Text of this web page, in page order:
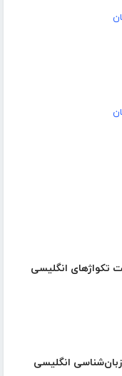
تکواژهای انگلیسی
انگلیسی